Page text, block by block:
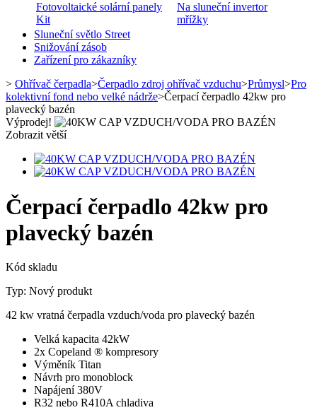
Fotovoltaické solární panely
Kit
Na sluneční invertor
mřížky
Sluneční světlo Street
Snižování zásob
Zařízení pro zákazníky
> Ohřívač čerpadla>Čerpadlo zdroj ohřívač vzduchu>Průmysl>Pro
kolektivní fond nebo velké nádrže>Čerpací čerpadlo 42kw pro
plavecký bazén
Výprodej!
Zobrazit větší
Čerpací čerpadlo 42kw pro
plavecký bazén
Kód skladu
Typ: Nový produkt
42 kw vratná čerpadla vzduch/voda pro plavecký bazén
Velká kapacita 42kW
2x Copeland ® kompresory
Výměník Titan
Návrh pro monoblock
Napájení 380V
R32 nebo R410A chladiva